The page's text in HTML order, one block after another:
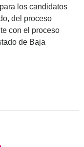
los candidatos
del proceso
con el proceso
de Baja